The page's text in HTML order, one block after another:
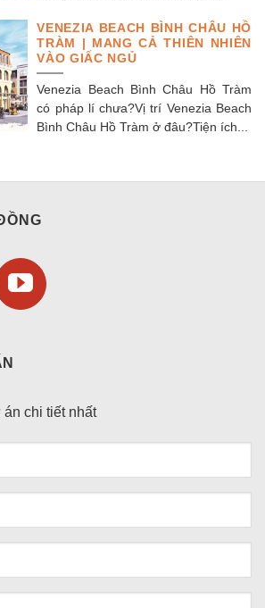
VENEZIA BEACH BÌNH CHÂU HỒ
TRÀM | MANG CẢ THIÊN NHIÊN
VÀO GIẤC NGỦ
Venezia Beach Bình Châu Hồ Tràm
có pháp lí chưa?Vị trí Venezia Beach
Bình Châu Hồ Tràm ở đâu?Tiện ích...
chi tiết nhất